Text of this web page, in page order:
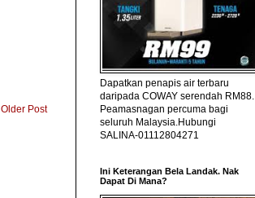
Older Post
Dapatkan penapis air terbaru
daripada COWAY serendah RM88.
Peamasnagan percuma bagi
seluruh Malaysia.Hubungi
SALINA-01112804271
Ini Keterangan Bela Landak. Nak
Dapat Di Mana?